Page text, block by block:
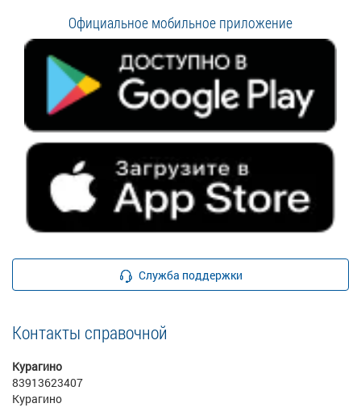
Официальное мобильное приложение
Служба поддержки
Контакты справочной
Курагино
83913623407
Курагино